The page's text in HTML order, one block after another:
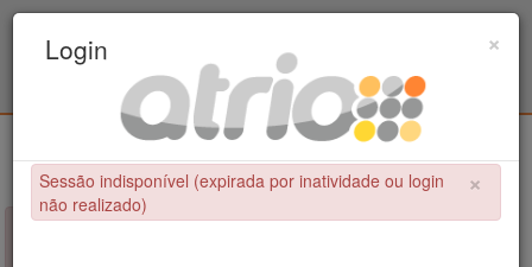
Metalúrgica e de Materiais - COPPE / UFRJ
×
NÃO FOI POSSÍVEL CONCLUIR A OPERAÇÃO
×
Login
×
Sessão indisponível (expirada por inatividade ou login
não realizado)